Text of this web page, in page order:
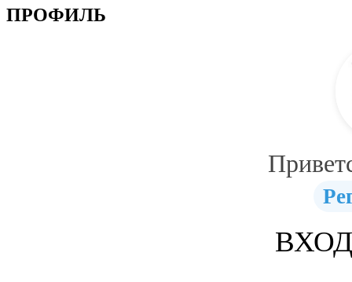
ПРОФИЛЬ